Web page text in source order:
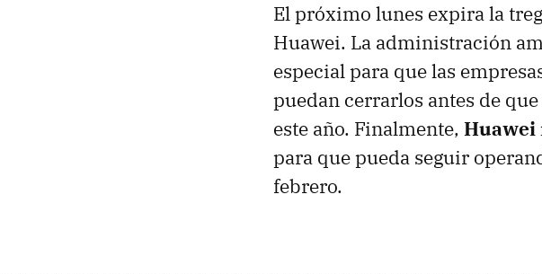
El próximo lunes expira la
Huawei. La administración
especial para que las
puedan cerrarlos antes de que
este año. Finalmente, Huawei
para que pueda seguir
febrero.